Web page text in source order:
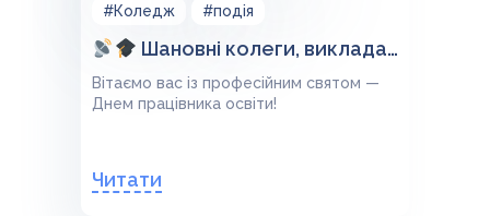
#Коледж
#подія
Шановні колеги, викладачі та співробітники коледжу!
Вітаємо вас із професійним святом —
Днем працівника освіти!
Читати